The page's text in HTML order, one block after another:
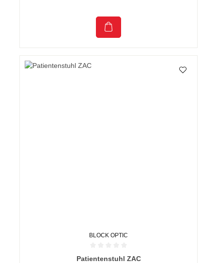
BLOCK OPTIC
Durchschnittliche Bewertung von 0 von 5 Sternen
Patientenstuhl ZAC